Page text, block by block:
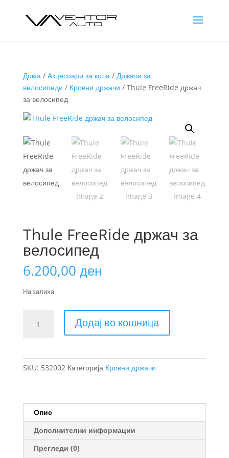
Дома/ Акцесоари за кола/ Држачи за
велосипеди / Кровни држачи / Thule FreeRide држач
за велосипед
Thule FreeRide држач за
велосипед
6.200,00 ден
На залиха
FreeRide
Додај во кошница
SKU: 532002 Категорија Кровни држачи
Опис
Дополнителни информации
Прегледи (0)